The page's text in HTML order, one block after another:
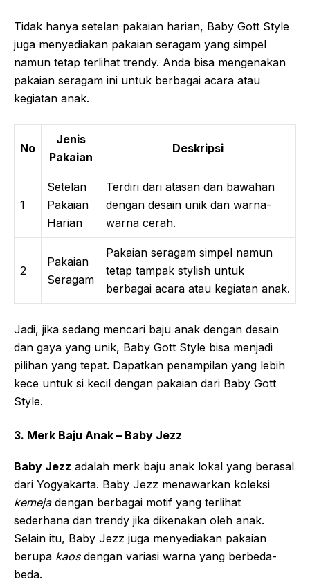
Tidak hanya setelan pakaian harian, Baby Gott Style
juga menyediakan pakaian seragam yang simpel
namun tetap terlihat trendy. Anda bisa mengenakan
pakaian seragam ini untuk berbagai acara atau
kegiatan anak.
No
Jenis
Pakaian
Deskripsi
1
Setelan
Pakaian
Harian
Terdiri dari atasan dan bawahan
dengan desain unik dan warna-
warna cerah.
2
Pakaian
Seragam
Pakaian seragam simpel namun
tetap tampak stylish untuk
berbagai acara atau kegiatan anak.
Jadi, jika sedang mencari baju anak dengan desain
dan gaya yang unik, Baby Gott Style bisa menjadi
pilihan yang tepat. Dapatkan penampilan yang lebih
kece untuk si kecil dengan pakaian dari Baby Gott
Style.
3. Merk Baju Anak – Baby Jezz
Baby Jezz adalah merk baju anak lokal yang berasal
dari Yogyakarta. Baby Jezz menawarkan koleksi
kemejadengan berbagai motif yang terlihat
sederhana dan trendy jika dikenakan oleh anak.
Selain itu, Baby Jezz juga menyediakan pakaian
berupa kaosdengan variasi warna yang berbeda-
beda.